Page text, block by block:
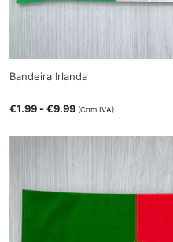
Bandeira Irlanda
€1.99 -€9.99 (Com IVA)